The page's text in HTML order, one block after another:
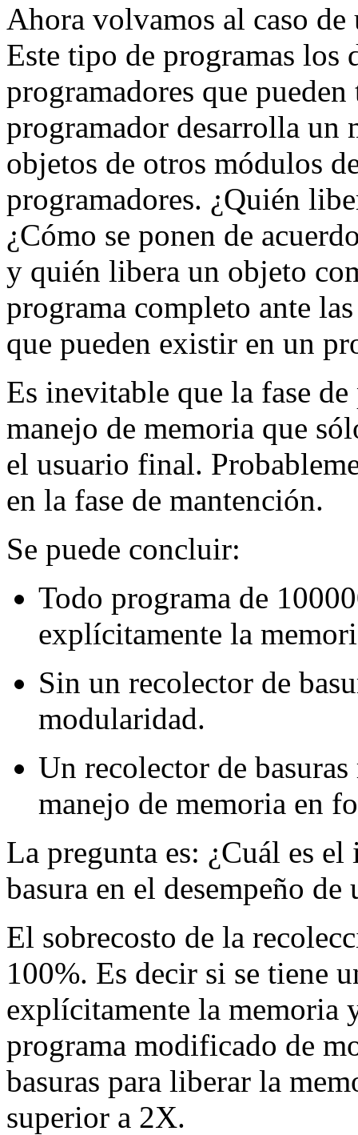
Ahora volvamos al caso
Este tipo de programas los
programadores que
programador desarrolla un
objetos de otros módulos
programadores. ¿Quién
¿Cómo se ponen de
y quién libera un objeto
programa completo ante
que pueden existir en un
Es inevitable que la fase
manejo de memoria que
el usuario final.
en la fase de mantención.
Se puede concluir:
Todo programa de
explícitamente la
Sin un recolector de
modularidad.
Un recolector de
manejo de memoria en
La pregunta es: ¿Cuál es
basura en el desempeño de
El sobrecosto de la
100%. Es decir si se tiene
explícitamente la memoria
programa modificado de
basuras para liberar la
superior a 2X.